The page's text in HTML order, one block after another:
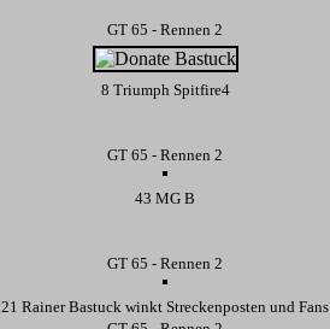
GT 65 - Rennen 2
8 Triumph Spitfire4
GT 65 - Rennen 2
43 MG B
GT 65 - Rennen 2
21 Rainer Bastuck winkt Streckenposten und Fans